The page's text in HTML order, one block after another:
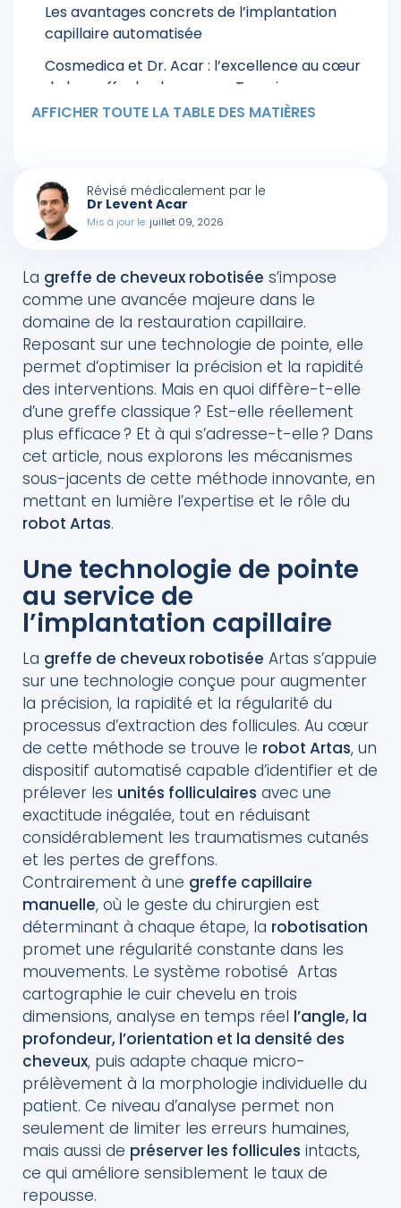
Les avantages concrets de l’implantation
capillaire automatisée
Cosmedica et Dr. Acar : l’excellence au cœur
de la greffe de cheveux en Turquie
Quels sont les profils idéaux pour la greffe
coûte ?
Greffe robotisée : obtient-on de meilleurs
résultats ?
AFFICHER TOUTE LA TABLE DES MATIÈRES
Révisé médicalement par le
Dr Levent Acar
Mis à jour le:juillet 09, 2026
La greffe de cheveux robotisée s’impose
comme une avancée majeure dans le
domaine de la restauration capillaire.
Reposant sur une technologie de pointe, elle
permet d’optimiser la précision et la rapidité
des interventions. Mais en quoi diffère-t-elle
d’une greffe classique ? Est-elle réellement
plus efficace ? Et à qui s’adresse-t-elle ? Dans
cet article, nous explorons les mécanismes
sous-jacents de cette méthode innovante, en
mettant en lumière l’expertise et le rôle du
robot Artas.
Une technologie de pointe
au service de
l’implantation capillaire
La greffe de cheveux robotisée Artas s’appuie
sur une technologie conçue pour augmenter
la précision, la rapidité et la régularité du
processus d’extraction des follicules. Au cœur
de cette méthode se trouve le robot Artas, un
dispositif automatisé capable d’identifier et de
prélever les unités folliculaires avec une
exactitude inégalée, tout en réduisant
considérablement les traumatismes cutanés
et les pertes de greffons.
Contrairement à une greffe capillaire
manuelle, où le geste du chirurgien est
déterminant à chaque étape, la robotisation
promet une régularité constante dans les
mouvements. Le système robotisé Artas
cartographie le cuir chevelu en trois
dimensions, analyse en temps réel l’angle, la
profondeur, l’orientation et la densité des
cheveux, puis adapte chaque micro-
prélèvement à la morphologie individuelle du
patient. Ce niveau d’analyse permet non
seulement de limiter les erreurs humaines,
mais aussi de préserver les follicules intacts,
ce qui améliore sensiblement le taux de
repousse.